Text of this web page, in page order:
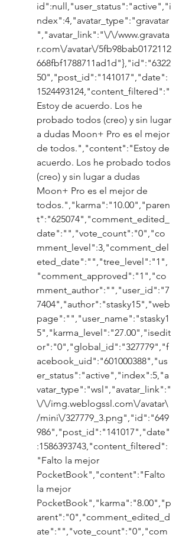
id":null,"user_status":"active","i
ndex":4,"avatar_type":"gravatar
","avatar_link":"\/\/www.gravata
r.com\/avatar\/5fb98bab0172112
668fbf1788711ad1d"},"id":"6322
50","post_id":"141017","date":
1524493124,"content_filtered":"
Estoy de acuerdo. Los he
probado todos (creo) y sin lugar
a dudas Moon+ Pro es el mejor
de todos.","content":"Estoy de
acuerdo. Los he probado todos
(creo) y sin lugar a dudas
Moon+ Pro es el mejor de
todos.","karma":"10.00","paren
t":"625074","comment_edited_
date":"","vote_count":"0","co
mment_level":3,"comment_del
eted_date":"","tree_level":"1",
"comment_approved":"1","co
mment_author":"","user_id":"7
7404","author":"stasky15","web
page":"","user_name":"stasky1
5","karma_level":"27.00","isedit
or":"0","global_id":"327779","f
acebook_uid":"601000388","us
er_status":"active","index":5,"a
vatar_type":"wsl","avatar_link":"
\/\/img.weblogssl.com\/avatar\
/mini\/327779_3.png","id":"649
986","post_id":"141017","date"
:1586393743,"content_filtered":
"Falto la mejor
PocketBook","content":"Falto
la mejor
PocketBook","karma":"8.00","p
arent":"0","comment_edited_d
ate":"","vote_count":"0","com